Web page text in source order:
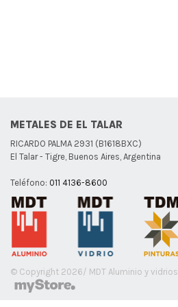
METALES DE EL TALAR
RICARDO PALMA 2931 (B1618BXC)
El Talar - Tigre, Buenos Aires, Argentina
Teléfono: 011 4136-8600
© Copyright 2026/ MDT Aluminio y vidrios